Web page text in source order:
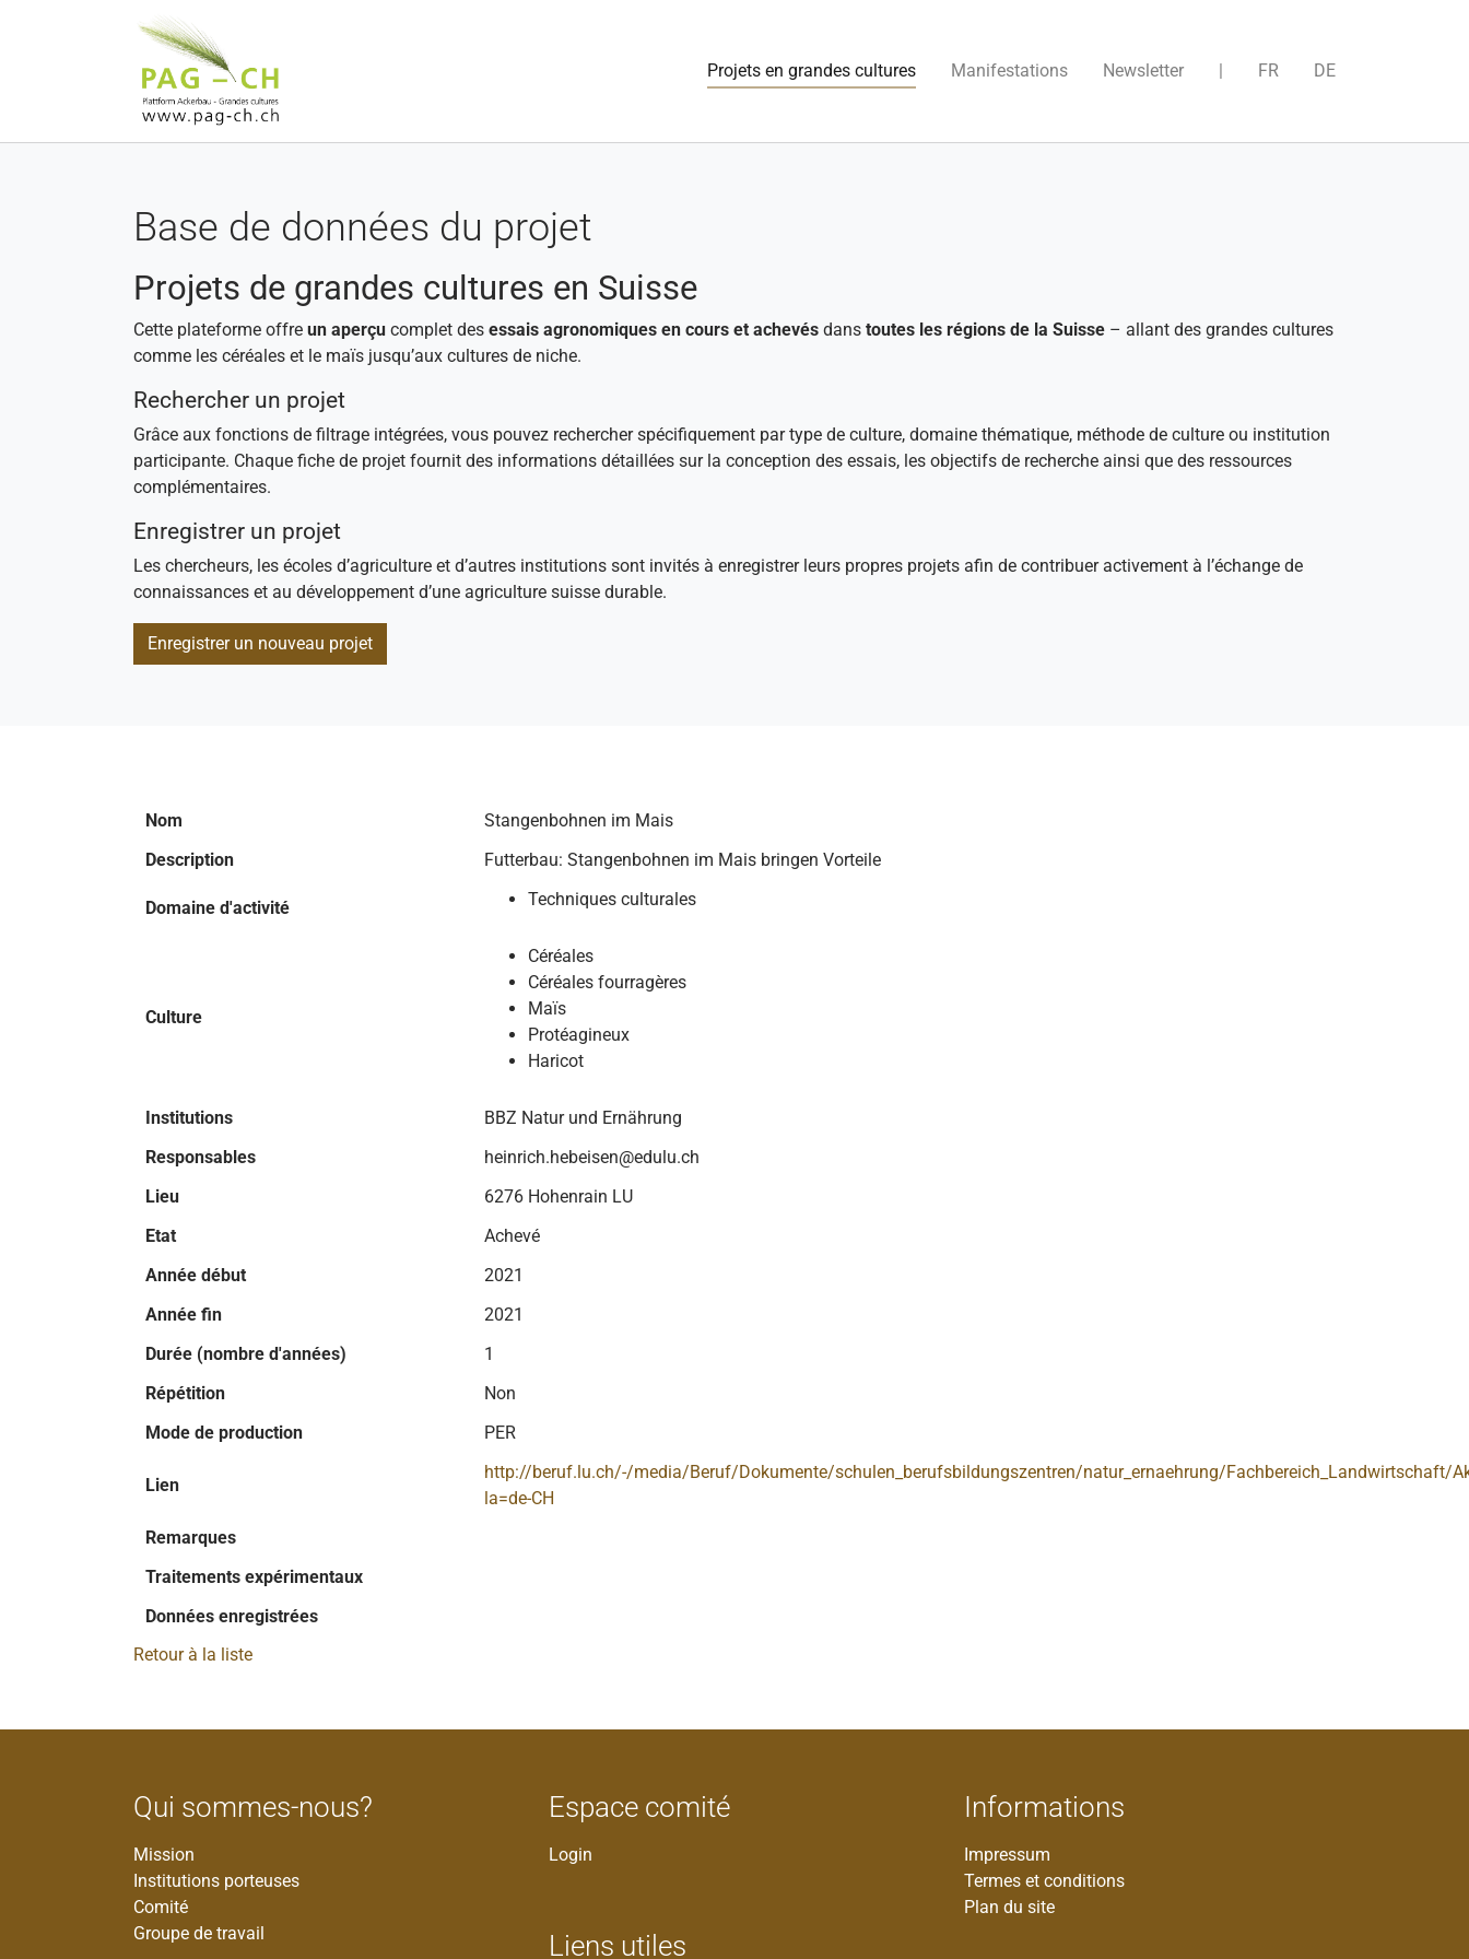
Projets en grandes cultures(current)Manifestations Newsletter | FR DE
Base de données du projet
Projets de grandes cultures en Suisse
Cette plateforme offre un aperçu complet des essais agronomiques en cours et achevés dans toutes les régions de la Suisse – allant des grandes cultures
comme les céréales et le maïs jusqu’aux cultures de niche.
Rechercher un projet
Grâce aux fonctions de filtrage intégrées, vous pouvez rechercher spécifiquement par type de culture, domaine thématique, méthode de culture ou institution
participante. Chaque fiche de projet fournit des informations détaillées sur la conception des essais, les objectifs de recherche ainsi que des ressources
complémentaires.
Enregistrer un projet
Les chercheurs, les écoles d’agriculture et d’autres institutions sont invités à enregistrer leurs propres projets afin de contribuer activement à l’échange de
connaissances et au développement d’une agriculture suisse durable.
Enregistrer un nouveau projet
Nom
Stangenbohnen im Mais
Description
Futterbau: Stangenbohnen im Mais bringen Vorteile
Domaine d'activité Techniques culturales
Culture
Céréales
Céréales fourragères
Maïs
Protéagineux
Haricot
Institutions
BBZ Natur und Ernährung
Responsables
heinrich.hebeisen@edulu.ch
Lieu
6276 Hohenrain LU
Etat
Achevé
Année début
2021
Année fin
2021
Durée (nombre d'années)
1
Répétition
Non
Mode de production
PER
Lien
http://beruf.lu.ch/-/media/Beruf/Dokumente/schulen_berufsbildungszentren/natur_ernaehrung/Fachbereich_Landwirtschaft/
la=de-CH
Remarques
Traitements expérimentaux
Données enregistrées
Retour à la liste
Qui sommes-nous?
Mission
Institutions porteuses
Comité
Groupe de travail
Espace comité
Login
Liens utiles
Informations
Impressum
Termes et conditions
Plan du site